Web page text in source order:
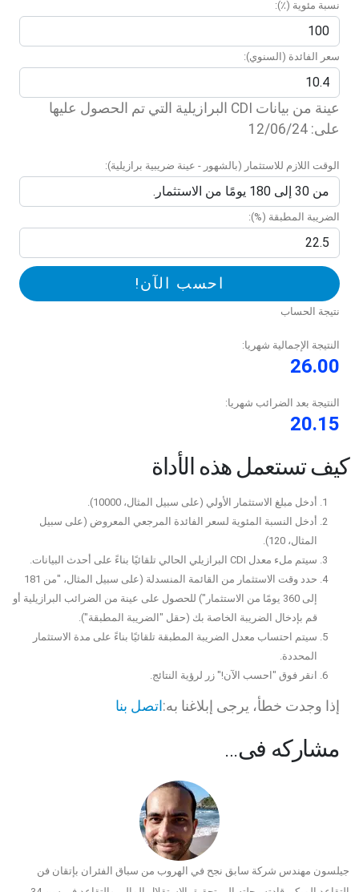
نسبة مئوية (٪):
سعر الفائدة (السنوي):
عينة من بيانات CDI البرازيلية التي تم الحصول عليها
على: 12/06/24
الوقت اللازم للاستثمار (بالشهور - عينة ضريبية برازيلية):
الضريبة المطبقة (%):
احسب الآن!
نتيجة الحساب
النتيجة الإجمالية شهريا:
26.00
النتيجة بعد الضرائب شهريا:
20.15
كيف تستعمل هذه الأداة
أدخل مبلغ الاستثمار الأولي (على سبيل المثال، 10000).
أدخل النسبة المئوية لسعر الفائدة المرجعي المعروض (على سبيل
المثال، 120).
سيتم ملء معدل CDI البرازيلي الحالي تلقائيًا بناءً على أحدث البيانات.
حدد وقت الاستثمار من القائمة المنسدلة (على سبيل المثال، "من 181
إلى 360 يومًا من الاستثمار") للحصول على عينة من الضرائب البرازيلية أو
قم بإدخال الضريبة الخاصة بك (حقل "الضريبة المطبقة").
سيتم احتساب معدل الضريبة المطبقة تلقائيًا بناءً على مدة الاستثمار
المحددة.
انقر فوق "احسب الآن!" زر لرؤية النتائج.
إذا وجدت خطأ، يرجى إبلاغنا به: اتصل بنا
مشاركه فى…
جيلسون مهندس شركة سابق نجح في الهروب من سباق الفئران بإتقان فن